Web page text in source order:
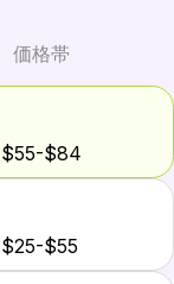
価格帯
$55-$84
$25-$55